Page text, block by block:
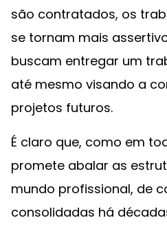
são contratados, os
se tornam mais
buscam entregar um
até mesmo visando a
projetos futuros.
É claro que, como em
promete abalar as
mundo profissional, de
consolidadas há